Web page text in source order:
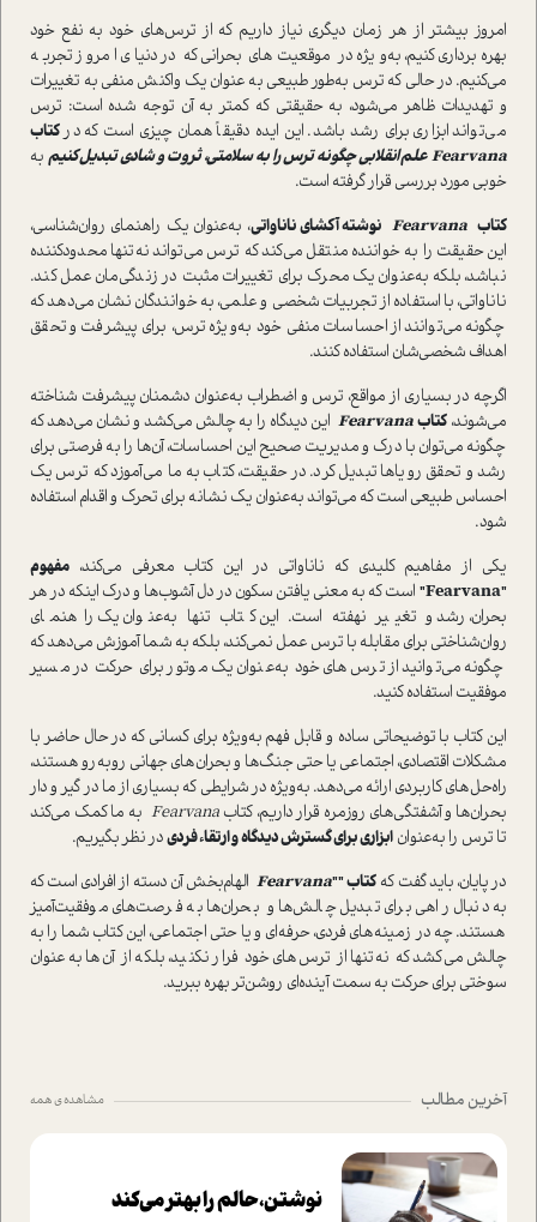
امروز بیشتر از هر زمان دیگری نیاز داریم که از ترس‌های خود به نفع خود
بهره‌برداری کنیم، به‌ویژه در موقعیت‌های بحرانی که در دنیای امروز تجربه
می‌کنیم. در حالی که ترس به‌طور طبیعی به عنوان یک واکنش منفی به تغییرات
و تهدیدات ظاهر می‌شود، به حقیقتی که کمتر به آن توجه شده است: ترس
می‌تواند ابزاری برای رشد باشد. این ایده دقیقاً همان چیزی است که درکتاب
Fearvanaعلم انقلابی چگونه ترس را به سلامتی، ثروت و شادی تبدیل کنیم به
خوبی مورد بررسی قرار گرفته است.
کتاب Fearvana نوشته آکشای ناناواتی، به‌عنوان یک راهنمای روان‌شناسی،
این حقیقت را به خواننده منتقل می‌کند که ترس می‌تواند نه‌تنها محدودکننده
نباشد، بلکه به‌عنوان یک محرک برای تغییرات مثبت در زندگی‌مان عمل کند.
ناناواتی، با استفاده از تجربیات شخصی و علمی، به خوانندگان نشان می‌دهد که
چگونه می‌توانند از احساسات منفی خود به‌ویژه ترس، برای پیشرفت و تحقق
اهداف شخصی‌شان استفاده کنند.
اگرچه در بسیاری از مواقع، ترس و اضطراب به‌عنوان دشمنان پیشرفت شناخته
می‌شوند،کتابFearvana این دیدگاه را به چالش می‌کشد و نشان می‌دهد که
چگونه می‌توان با درک و مدیریت صحیح این احساسات، آن‌ها را به فرصتی برای
رشد و تحقق رویاها تبدیل کرد. در حقیقت، کتاب به ما می‌آموزد که ترس یک
احساس طبیعی است که می‌تواند به‌عنوان یک نشانه برای تحرک و اقدام استفاده
شود.
یکی از مفاهیم کلیدی که ناناواتی در این کتاب معرفی می‌کند، مفهوم
"Fearvana"
است که به معنی یافتن سکون در دل آشوب‌ها و درک اینکه در هر
بحران، رشد و تغییر نهفته است. این کتاب تنها به‌عنوان یک راهنمای
روان‌شناختی برای مقابله با ترس عمل نمی‌کند، بلکه به شما آموزش می‌دهد که
چگونه می‌توانید از ترس‌های خود به‌عنوان یک موتور برای حرکت در مسیر
موفقیت استفاده کنید.
این کتاب با توضیحاتی ساده و قابل فهم به‌ویژه برای کسانی که در حال حاضر با
مشکلات اقتصادی، اجتماعی یا حتی جنگ‌ها و بحران‌های جهانی روبه‌رو هستند،
راه‌حل‌های کاربردی ارائه می‌دهد. به‌ویژه در شرایطی که بسیاری از ما در گیر و دار
بحران‌ها و آشفتگی‌های روزمره قرار داریم، کتابFearvana به ما کمک می‌کند
تا ترس را به‌عنوان ابزاری برای گسترش دیدگاه و ارتقاء فردیدر نظر بگیریم.
در پایان، باید گفت که کتاب ""Fearvana الهام‌بخش آن دسته از افرادی است که
به دنبال راهی برای تبدیل چالش‌ها و بحران‌ها به فرصت‌های موفقیت‌آمیز
هستند. چه در زمینه‌های فردی، حرفه‌ای و یا حتی اجتماعی، این کتاب شما را به
چالش می‌کشد که نه‌تنها از ترس‌های خود فرار نکنید، بلکه از آن‌ها به‌عنوان
سوختی برای حرکت به سمت آینده‌ای روشن‌تر بهره ببرید.
آخرین مطالب مشاهده ی همه
نوشتن، حالم را بهتر می‌کند